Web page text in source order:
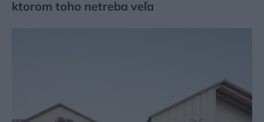
ktorom toho netreba veľa